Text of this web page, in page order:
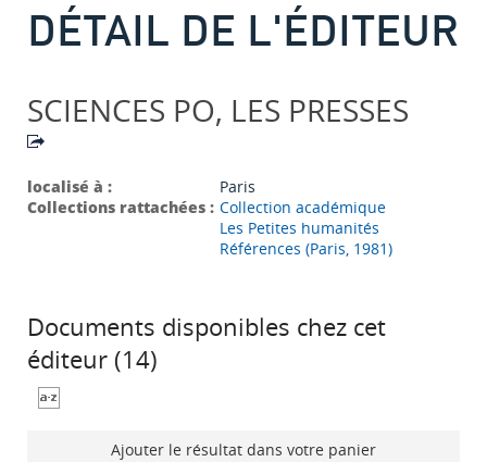
DÉTAIL DE L'ÉDITEUR
SCIENCES PO, LES PRESSES
localisé à :
Paris
Collections rattachées : Collection académique
Les Petites humanités
Références (Paris, 1981)
Documents disponibles chez cet
éditeur (14)
Ajouter le résultat dans votre panier